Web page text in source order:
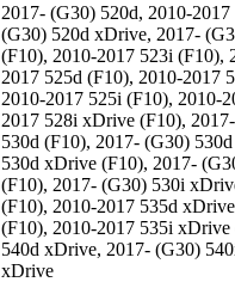
2017- (G30) 520d, 2010-
(G30) 520d xDrive, 2017-
(F10), 2010-2017 523i (F10),
2017 525d (F10), 2010-2017
2010-2017 525i (F10), 2010-
2017 528i xDrive (F10),
530d (F10), 2017- (G30)
530d xDrive (F10), 2017-
(F10), 2017- (G30) 530i
(F10), 2010-2017 535d
(F10), 2010-2017 535i xDrive
540d xDrive, 2017- (G30)
xDrive